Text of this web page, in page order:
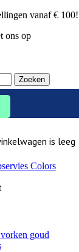
vanaf € 100!
ons op
Zoeken
is leeg
Colors
goud